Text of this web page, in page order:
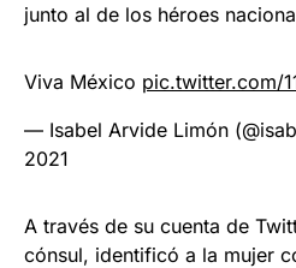
junto al de los héroes
Viva México pic.twitter.com/
— Isabel Arvide Limón
2021
A través de su cuenta de
cónsul, identificó a la mujer